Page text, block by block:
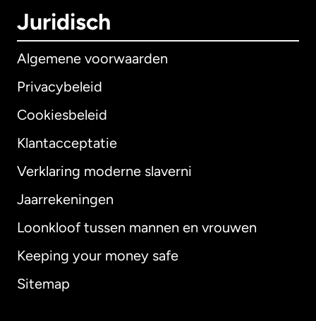
Juridisch
Algemene voorwaarden
Privacybeleid
Cookiesbeleid
Klantacceptatie
Verklaring moderne slaverni
Jaarrekeningen
Loonkloof tussen mannen en vrouwen
Keeping your money safe
Sitemap
Internationaal English
Australië